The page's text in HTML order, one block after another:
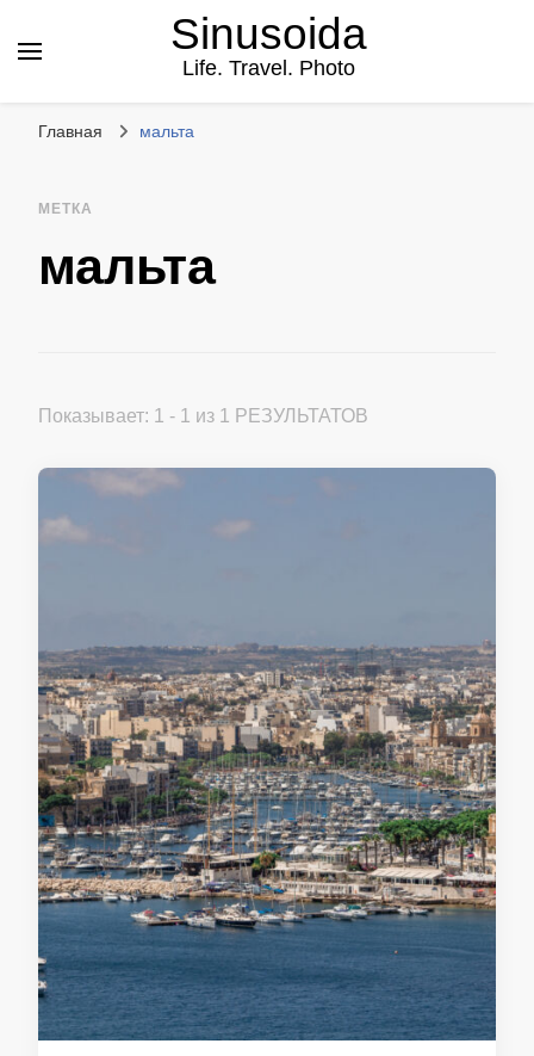
Sinusoida
Life. Travel. Photo
Главная мальта
МЕТКА
мальта
Показывает: 1 - 1 из 1 РЕЗУЛЬТАТОВ